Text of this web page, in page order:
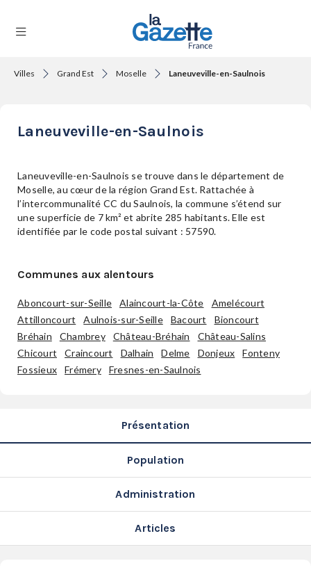
FORMATS
SERVICES
LA
GAZETTE
connecter
Villes Grand Est Moselle Laneuveville-en-Saulnois
Laneuveville-en-Saulnois
Laneuveville-en-Saulnois se trouve dans le département de
Moselle, au cœur de la région Grand Est. Rattachée à
l’intercommunalité CC du Saulnois, la commune s’étend sur
une superficie de 7 km² et abrite 285 habitants. Elle est
identifiée par le code postal suivant : 57590.
Communes aux alentours
Aboncourt-sur-Seille Alaincourt-la-Côte
Amelécourt
Attilloncourt
Aulnois-sur-Seille Bacourt
Bioncourt
Bréhain
Chambrey Château-Bréhain
Château-Salins
Chicourt
Craincourt Dalhain Delme Donjeux
Fonteny
Fossieux
Frémery Fresnes-en-Saulnois
Présentation
Population
Administration
Articles